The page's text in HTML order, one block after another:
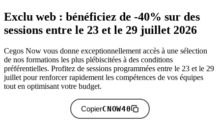
Exclu web : bénéficiez de -40% sur des
sessions entre le 23 et le 29 juillet 2026
Cegos Now vous donne exceptionnellement accès à une sélection
de nos formations les plus plébiscitées à des conditions
préférentielles. Profitez de sessions programmées entre le 23 et le 29
juillet pour renforcer rapidement les compétences de vos équipes
tout en optimisant votre budget.
CopierCNOW40